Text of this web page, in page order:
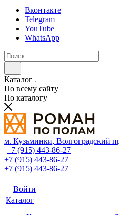
Вконтакте
Telegram
YouTube
WhatsApp
Каталог
По всему сайту
По каталогу
м. Кузьминки, Волгоградский
+7 (915) 443-86-27
+7 (915) 443-86-27
+7 (915) 443-86-27
Войти
Каталог